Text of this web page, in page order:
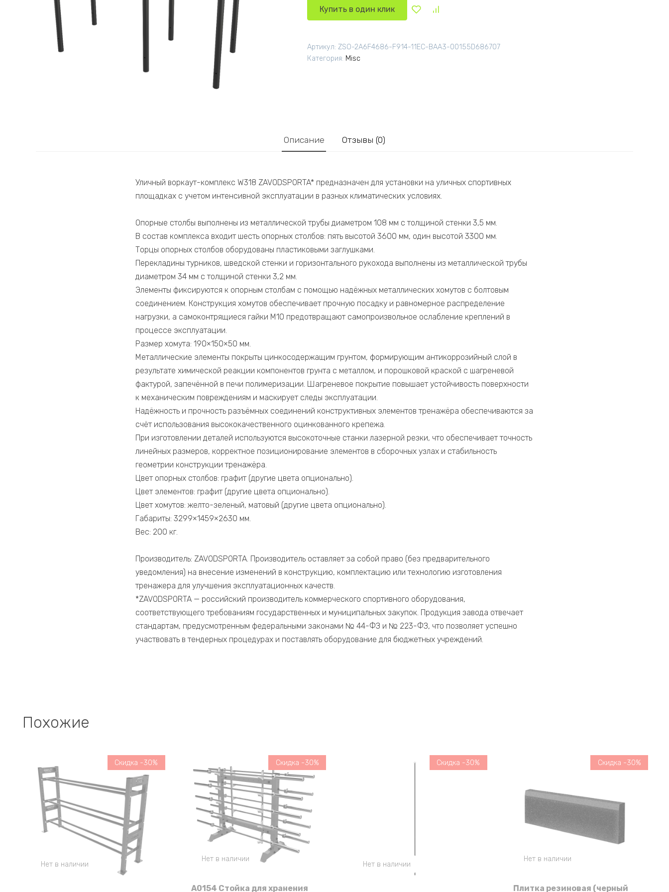
Купить в один клик
Артикул: ZSO-2A6F4686-F914-11EC-BAA3-00155D686707
Категория: Misc
Описание Отзывы (0)
Уличный воркаут-комплекс W318 ZAVODSPORTA* предназначен для установки на уличных спортивных
площадках с учетом интенсивной эксплуатации в разных климатических условиях.
Опорные столбы выполнены из металлической трубы диаметром 108 мм с толщиной стенки 3,5 мм.
В состав комплекса входит шесть опорных столбов: пять высотой 3600 мм, один высотой 3300 мм.
Торцы опорных столбов оборудованы пластиковыми заглушками.
Перекладины турников, шведской стенки и горизонтального рукохода выполнены из металлической трубы
диаметром 34 мм с толщиной стенки 3,2 мм.
Элементы фиксируются к опорным столбам с помощью надёжных металлических хомутов с болтовым
соединением. Конструкция хомутов обеспечивает прочную посадку и равномерное распределение
нагрузки, а самоконтрящиеся гайки М10 предотвращают самопроизвольное ослабление креплений в
процессе эксплуатации.
Размер хомута: 190×150×50 мм.
Металлические элементы покрыты цинкосодержащим грунтом, формирующим антикоррозийный слой в
результате химической реакции компонентов грунта с металлом, и порошковой краской с шагреневой
фактурой, запечённой в печи полимеризации. Шагреневое покрытие повышает устойчивость поверхности
к механическим повреждениям и маскирует следы эксплуатации.
Надёжность и прочность разъёмных соединений конструктивных элементов тренажёра обеспечиваются за
счёт использования высококачественного оцинкованного крепежа.
При изготовлении деталей используются высокоточные станки лазерной резки, что обеспечивает точность
линейных размеров, корректное позиционирование элементов в сборочных узлах и стабильность
геометрии конструкции тренажёра.
Цвет опорных столбов: графит (другие цвета опционально).
Цвет элементов: графит (другие цвета опционально).
Цвет хомутов: желто-зеленый, матовый (другие цвета опционально).
Габариты: 3299×1459×2630 мм.
Вес: 200 кг.
Производитель: ZAVODSPORTA. Производитель оставляет за собой право (без предварительного
уведомления) на внесение изменений в конструкцию, комплектацию или технологию изготовления
тренажера для улучшения эксплуатационных качеств.
​*ZAVODSPORTA — российский производитель коммерческого спортивного оборудования,
соответствующего требованиям государственных и муниципальных закупок. Продукция завода отвечает
стандартам, предусмотренным федеральными законами № 44-ФЗ и № 223-ФЗ, что позволяет успешно
участвовать в тендерных процедурах и поставлять оборудование для бюджетных учреждений.
Похожие
Нет в наличии
Скидка -30%
Нет в наличии
Скидка -30%
A0154 Стойка для хранения
Нет в наличии
Скидка -30%
Нет в наличии
Скидка -30%
Плитка резиновая (черный